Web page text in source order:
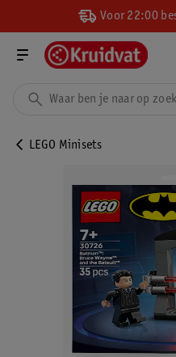
Voor 22:00
LEGO Minisets